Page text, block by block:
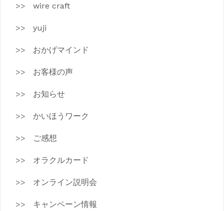
wire craft
yuji
おかげマインド
お客様の声
お知らせ
かいほうワーク
ご感想
オラクルカード
オンライン説明会
キャンペーン情報